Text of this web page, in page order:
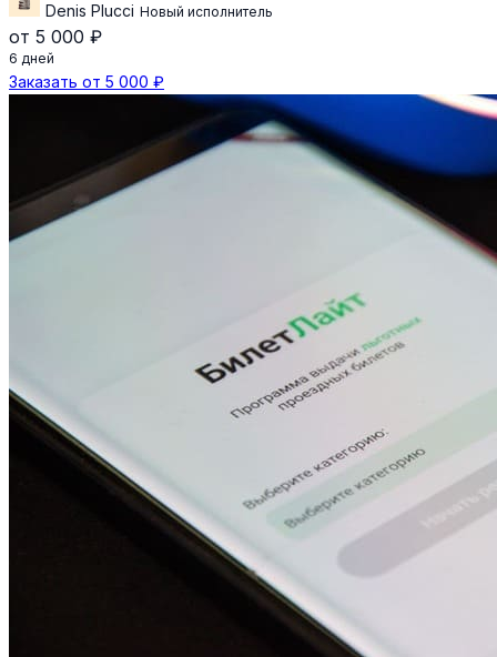
Denis Plucci Новый исполнитель
от 5 000 ₽
6 дней
Заказать от 5 000 ₽